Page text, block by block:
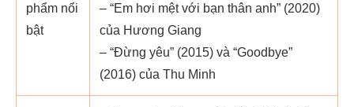
phẩm nổi
bật
– “Em hơi mệt với bạn thân anh” (2020)
của Hương Giang
– “Đừng yêu” (2015) và “Goodbye”
(2016) của Thu Minh